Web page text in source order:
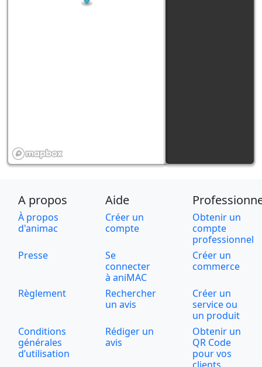
A propos Aide
À propos
d'animac
Créer un
compte
Obtenir un
compte
professionnel
Presse
Se
connecter
à aniMAC
Créer un
commerce
Règlement
Rechercher
un avis
Créer un
service ou
un produit
Conditions
générales
d’utilisation
Rédiger un
avis
Obtenir un
QR Code
pour vos